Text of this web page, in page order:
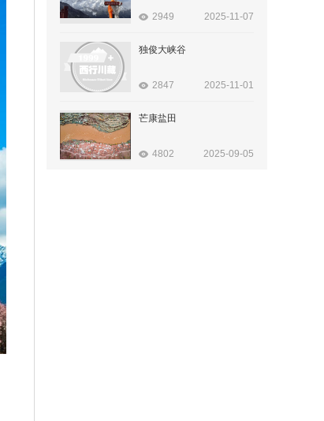
2949 2025-11-07
独俊大峡谷
2847 2025-11-01
芒康盐田
4802 2025-09-05